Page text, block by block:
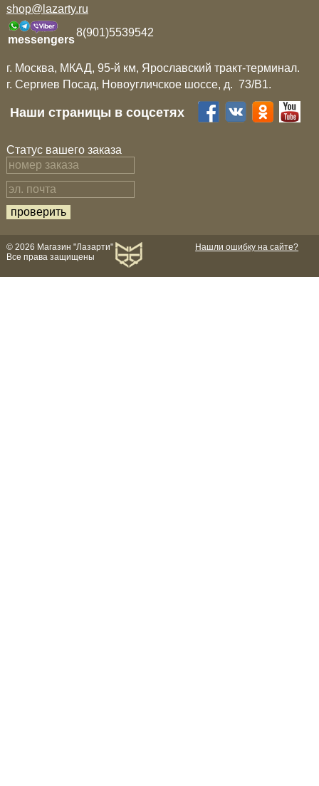
shop@lazarty.ru
messengers
8(901)5539542
г. Москва, МКАД, 95-й км, Ярославский тракт-терминал.
г. Сергиев Посад, Новоугличское шоссе, д. 73/B1.
Наши страницы в соцсетях
Статус вашего заказа
Нашли ошибку на сайте?
© 2026 Магазин "Лазарти"
Все права защищены